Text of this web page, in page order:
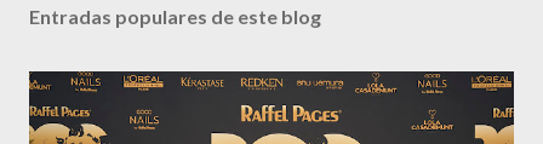
Entradas populares de este blog